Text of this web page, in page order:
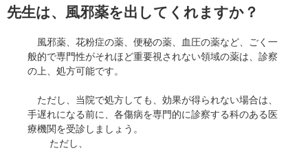
先生は、風邪薬を出してくれますか？
風邪薬、花粉症の薬、便秘の薬、血圧の薬など、ごく一
般的で専門性がそれほど重要視されない領域の薬は、診察
の上、処方可能です。
ただし、当院で処方しても、効果が得られない場合は、
手遅れになる前に、各傷病を専門的に診察する科のある医
療機関を受診しましょう。
ただし、